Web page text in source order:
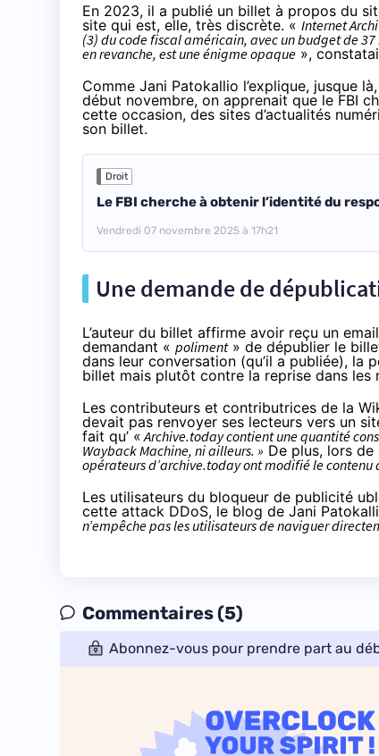
En 2023, il a publié un billet à propos du
site qui est, elle, très discrète. « Internet
(3) du code fiscal américain, avec un budget de
en revanche, est une énigme opaque »,
Comme Jani Patokallio l’explique, jusque
début novembre, on apprenaitque le FBI
cette occasion, des sites d’actualités
son billet.
Droit
Le FBI cherche à obtenir l’identité du
Vendredi 07 novembre 2025 à 17h21
Une demande de
L’auteur du billet affirme avoir reçu un
demandant « poliment» de dépublier le
dans leur conversation (qu’il a publiée), la
billet mais plutôt contre la reprise dans les
Les contributeurs et contributrices de la
devait pas renvoyer ses lecteurs vers un
fait qu’ « Archive.today contient une quantité
Wayback Machine, ni ailleurs. » De plus, lors de
opérateurs d’archive.today ont modifié le
Les utilisateurs du bloqueur de publicité
cette attack DDoS, le blog de Jani
n’empêche pas les utilisateurs de naviguer
Commentaires (5)
Abonnez-vous pour prendre part au